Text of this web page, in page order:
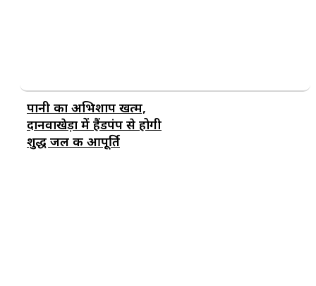
पानी का अभिशाप खत्म,
दानवाखेड़ा में हैंडपंप से होगी
शुद्ध जल की आपूर्ति